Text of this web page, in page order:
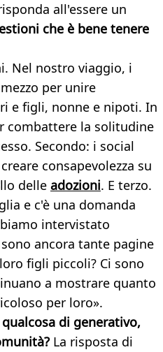
all'essere un
che è bene tenere
Nel nostro viaggio, i
per unire
e figli, nonne e nipoti. In
combattere la solitudine
Secondo: i social
consapevolezza su
delle adozioni. E terzo.
e c'è una domanda
intervistato
ancora tante pagine
figli piccoli? Ci sono
a mostrare quanto
per loro».
di generativo,
La risposta di